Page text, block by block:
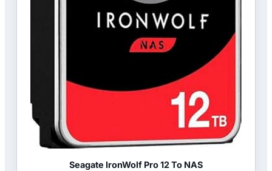
Seagate IronWolf Pro 12 To NAS